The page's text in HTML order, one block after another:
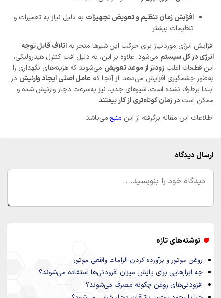
افزایش زمان تنظیم و تعویض تجهیزات به دلیل نیاز به تعمیرات و
تنظیمات بیشتر
افزایش انرژی موردنیاز برای حرکت این شیرها منجر به اتلاف قابل توجه
انرژی در کل سیستم می‌شود. علاوه بر این، به دلیل افت کنترل هیدرولیکی،
این قطعات اغلب زودتر از موعد تعویض می‌شوند که هزینه‌های نگهداری را
به‌طور چشمگیری افزایش می‌دهد. از آنجا که عامل اصلی ایجاد وارنیش در
ابتدا برطرف نشده است، شیرهای جدید نیز به‌سرعت دچار وارنیش شده و
ممکن است در زمان کوتاه‌تری از کار بیفتند.
اطلاعات این مقاله برگرفته از این منبع می‌باشد.
ارسال دیدگاه
نوشته‌های تازه
روغن موتور و برآورده کردن الزامات واقعی موتور
چه ابزارهایی برای پایش میزان افزودنی‌ها استفاده می‌شوند؟
افزودنی‌های روغن چگونه مصرف می‌شوند؟